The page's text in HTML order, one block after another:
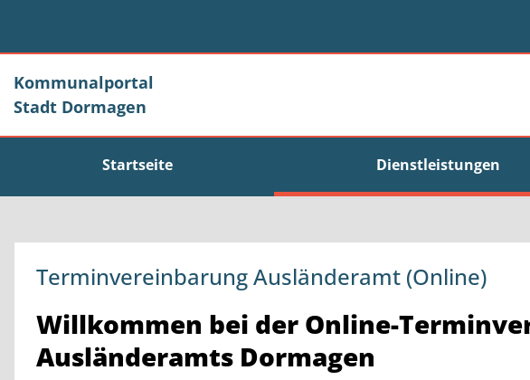
Kommunalportal
Stadt Dormagen
Startseite Dienstleistungen
Terminvereinbarung Ausländeramt (Online)
Kurzbeschreibung
Willkommen bei der Online-
Ausländeramts Dormagen